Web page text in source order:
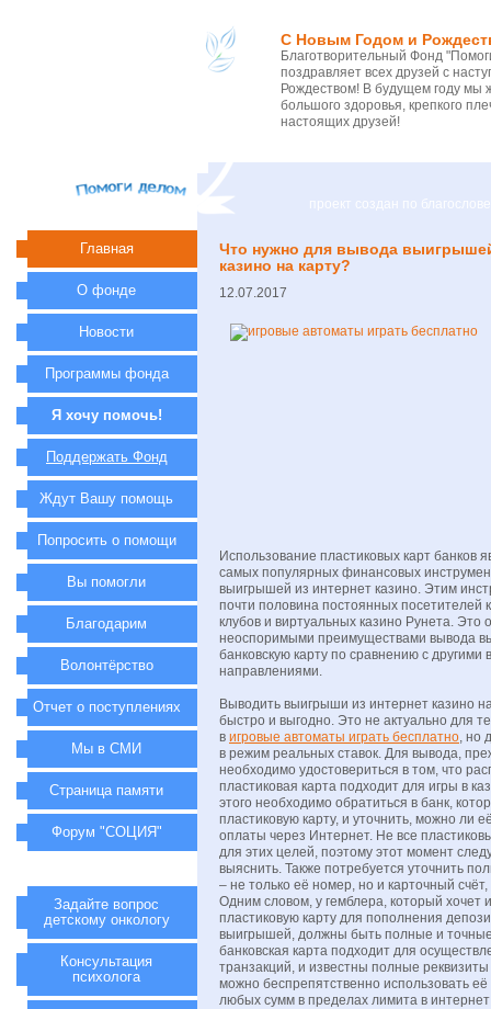
С Новым Годом и
Благотворительный Фонд
поздравляет всех друзей с
Рождеством! В будущем году
большого здоровья, крепкого
настоящих друзей!
проект создан по
Что нужно для вывода
казино на карту?
12.07.2017
Использование пластиковых карт банков
самых популярных финансовых
выигрышей из интернет казино. Этим
почти половина постоянных посетителей
клубов и виртуальных казино Рунета. Это
неоспоримыми преимуществами вывода
банковскую карту по сравнению с
направлениями.
Выводить выигрыши из интернет казино
быстро и выгодно. Это не актуально для
в игровые автоматы играть бесплатно, но
в режим реальных ставок. Для вывода,
необходимо удостовериться в том, что
пластиковая карта подходит для игры в
этого необходимо обратиться в банк,
пластиковую карту, и уточнить, можно ли
оплаты через Интернет. Не все
для этих целей, поэтому этот момент
выяснить. Также потребуется уточнить
– не только её номер, но и карточный
Одним словом, у гемблера, который хочет
пластиковую карту для пополнения
выигрышей, должны быть полные и
банковская карта подходит для
транзакций, и известны полные реквизиты
можно беспрепятственно использовать
любых сумм в пределах лимита в интернет
Главная
О фонде
Новости
Программы фонда
Я хочу помочь!
Поддержать Фонд
Ждут Вашу помощь
Попросить о помощи
Вы помогли
Благодарим
Волонтёрство
Отчет о поступлениях
Мы в СМИ
Страница памяти
Форум "СОЦИЯ"
Задайте вопрос
детскому онкологу
Консультация
психолога